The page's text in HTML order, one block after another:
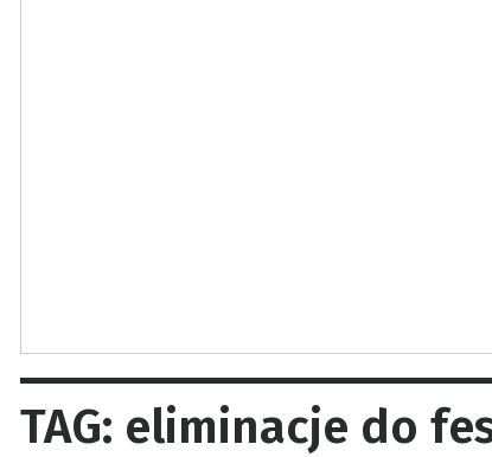
TAG: eliminacje do